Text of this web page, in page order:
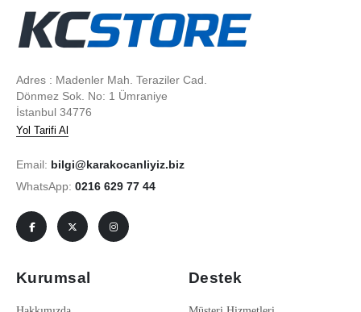
Adres : Madenler Mah. Teraziler Cad.
Dönmez Sok. No: 1 Ümraniye
İstanbul 34776
Yol Tarifi Al
Email: bilgi@karakocanliyiz.biz
WhatsApp: 0216 629 77 44
Kurumsal Destek